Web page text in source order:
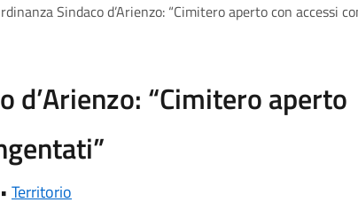
Sindaco d’Arienzo: “Cimitero aperto con accessi
d’Arienzo: “Cimitero aperto
Territorio